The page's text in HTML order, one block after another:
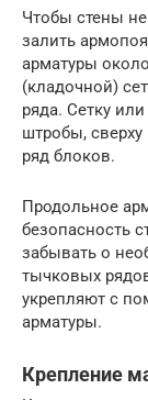
Чтобы стены
залить
арматуры
(кладочной)
ряда. Сетку
штробы,
ряд блоков.
Продольное
безопасность
забывать о
тычковых
укрепляют с
арматуры.
Крепление